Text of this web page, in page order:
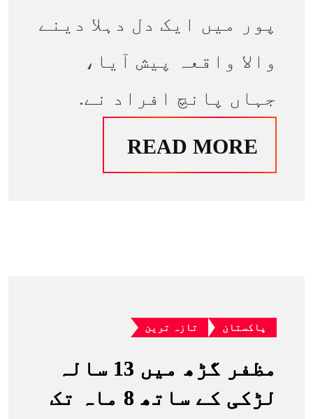
پور میں ایک دل دہلا دینے
والا واقعہ پیش آیا،
جہاں پانچ افراد نے.
READ MORE
پاکستان تازہ ترین
مظفر گڑھ میں 13 سالہ
لڑکی کے ساتھ 8 ماہ تک